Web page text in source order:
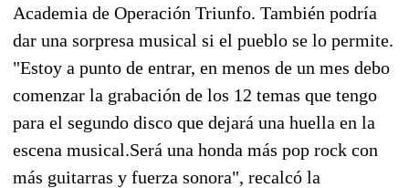
Academia de Operación Triunfo. También podría
dar una sorpresa musical si el pueblo se lo permite.
"Estoy a punto de entrar, en menos de un mes debo
comenzar la grabación de los 12 temas que tengo
para el segundo disco que dejará una huella en la
escena musical.Será una honda más pop rock con
más guitarras y fuerza sonora", recalcó la